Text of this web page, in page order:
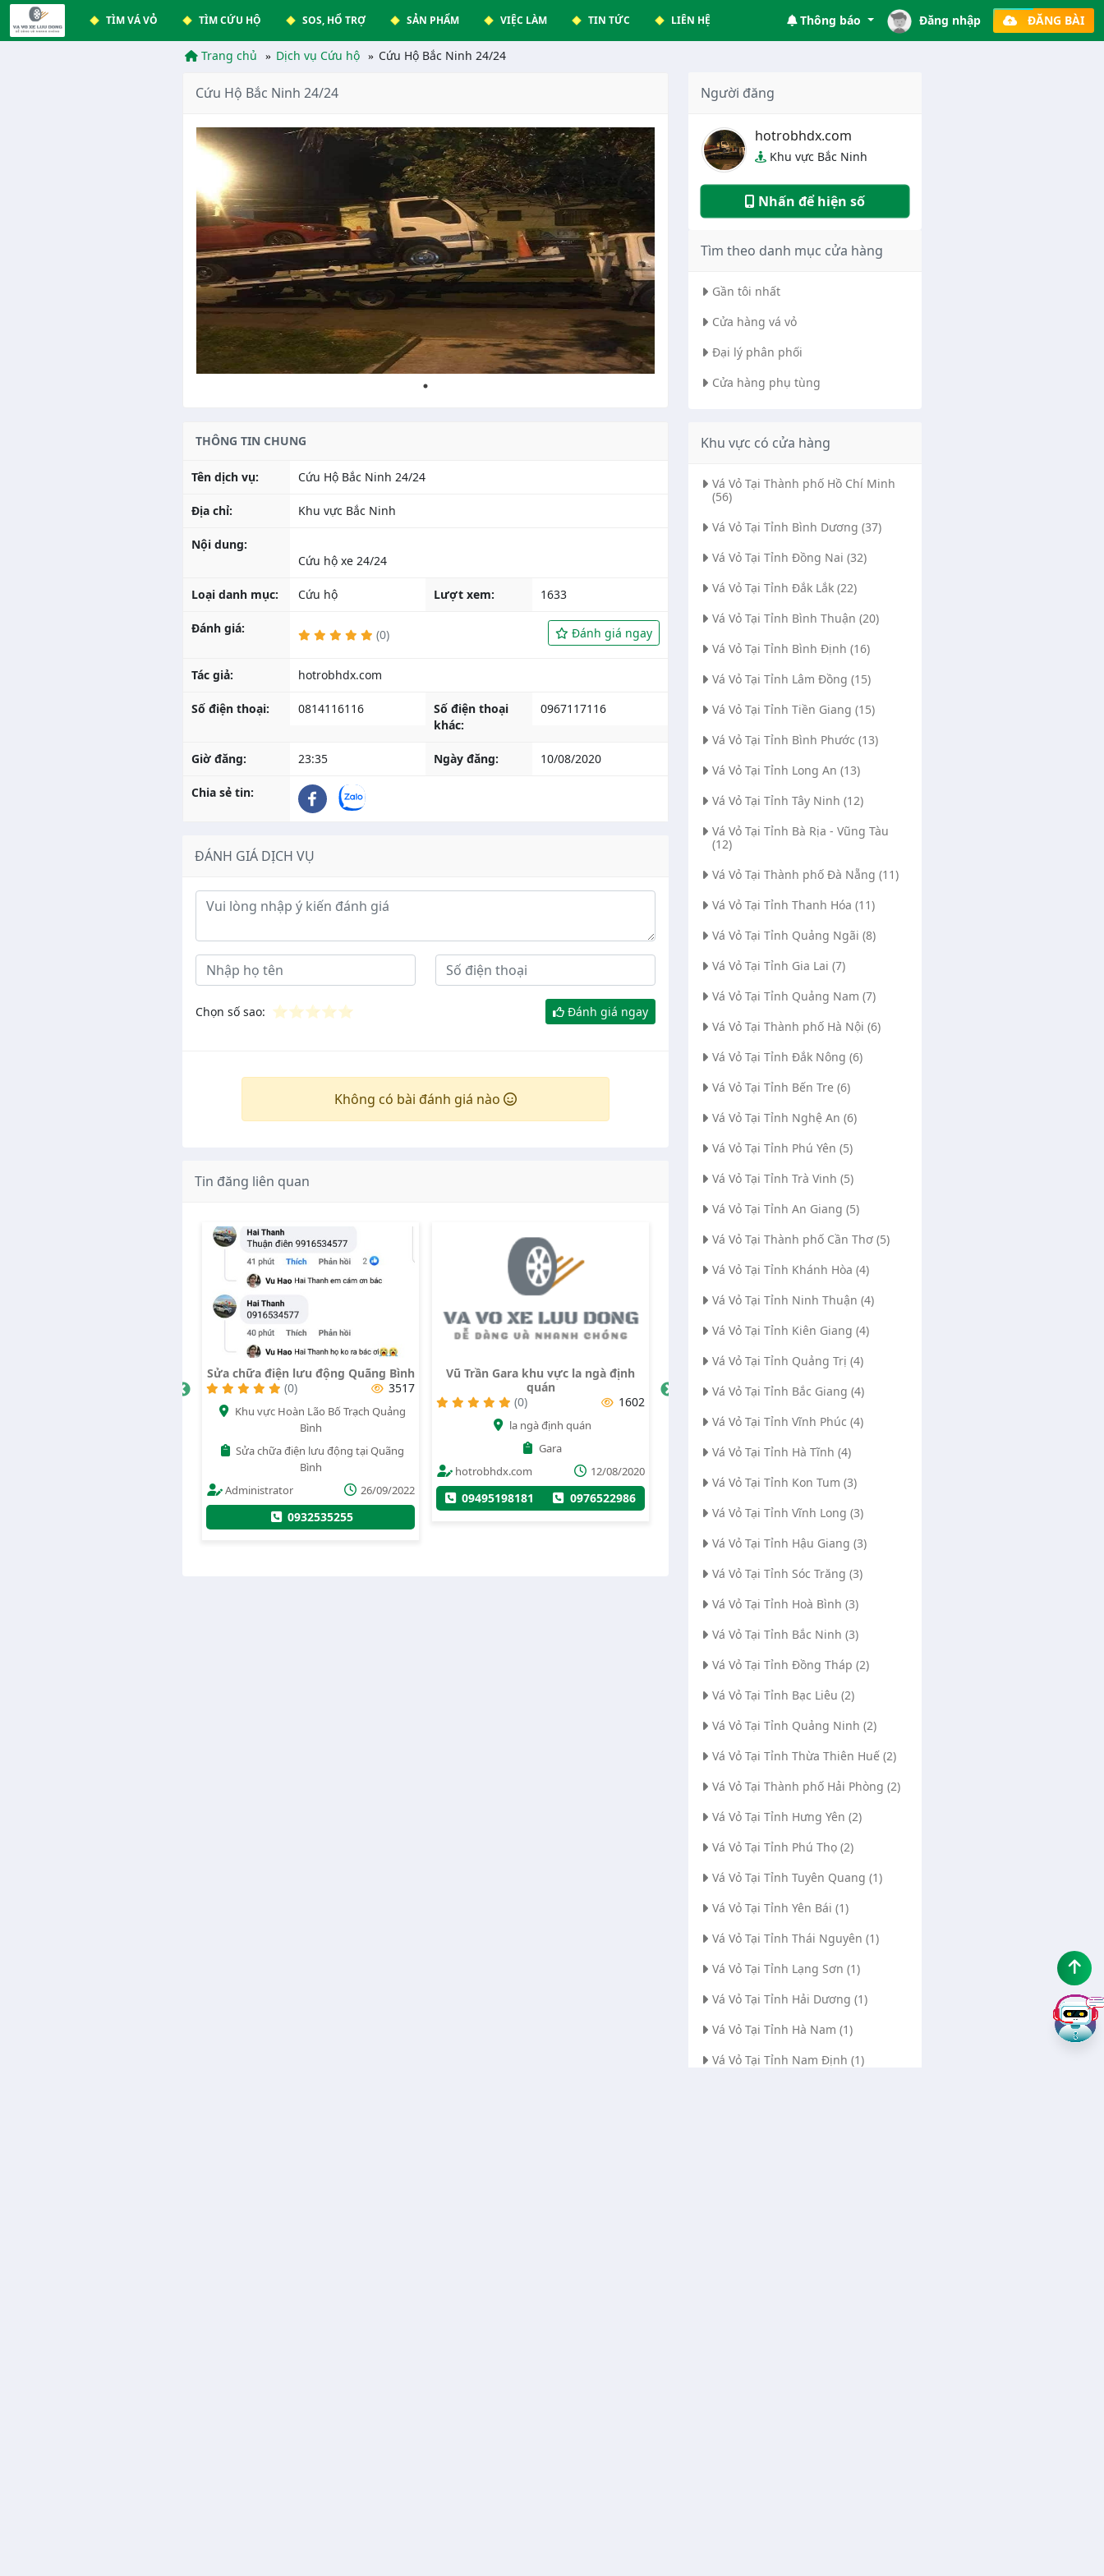
TÌM VÁ VỎ TÌM CỨU HỘ SOS, HỔ TRỢ SẢN PHẨM VIỆC LÀM TIN TỨC LIÊN HỆ Thông báo Đăng nhập ĐĂNG BÀI
Trang chủ Dịch vụ Cứu hộ Cứu Hộ Bắc Ninh 24/24
Cứu Hộ Bắc Ninh 24/24
THÔNG TIN CHUNG
Tên dịch vụ: Cứu Hộ Bắc Ninh 24/24
Địa chỉ: Khu vực Bắc Ninh
Nội dung:
Cứu hộ xe 24/24
Loại danh mục: Cứu hộ Lượt xem: 1633
Đánh giá: (0) Đánh giá ngay
Tác giả:
Số điện thoại: 0814116116
Số điện thoại
khác:
0967117116
Giờ đăng: 23:35 Ngày đăng: 10/08/2020
Chia sẻ tin:
ĐÁNH GIÁ DỊCH VỤ
Ý kiến đánh giá
Chọn số sao: ⭐⭐⭐⭐⭐ Đánh giá ngay
Không có bài đánh giá nào
Tin đăng liên quan
3517
Vũ Trần Gara khu vực la ngà định
la ngà định quán
Gara
hotrobhdx.com
09495198181 0976522986
Cứu hộ tiền giang
(0)
Giang
Cứu hộ tiền giang
hotrobhdx.com
12/08/2020
0997118118
Gara khu vực đồng xoài Bình Phước
(0)
2014
hotrobhdx.com
12/08/2020
0378003532
Người đăng
hotrobhdx.com
Khu vực Bắc Ninh
Nhấn để hiện số
Tìm theo danh mục cửa hàng
Gần tôi nhất
Cửa hàng vá vỏ
Đại lý phân phối
Cửa hàng phụ tùng
Khu vực có cửa hàng
Vá Vỏ Tại Thành phố Hồ Chí Minh
(56)
Vá Vỏ Tại Tỉnh Bình Dương (37)
Vá Vỏ Tại Tỉnh Đồng Nai (32)
Vá Vỏ Tại Tỉnh Đắk Lắk (22)
Vá Vỏ Tại Tỉnh Bình Thuận (20)
Vá Vỏ Tại Tỉnh Bình Định (16)
Vá Vỏ Tại Tỉnh Lâm Đồng (15)
Vá Vỏ Tại Tỉnh Tiền Giang (15)
Vá Vỏ Tại Tỉnh Bình Phước (13)
Vá Vỏ Tại Tỉnh Long An (13)
Vá Vỏ Tại Tỉnh Tây Ninh (12)
Vá Vỏ Tại Tỉnh Bà Rịa - Vũng Tàu
(12)
Vá Vỏ Tại Thành phố Đà Nẵng (11)
Vá Vỏ Tại Tỉnh Thanh Hóa (11)
Vá Vỏ Tại Tỉnh Quảng Ngãi (8)
Vá Vỏ Tại Tỉnh Gia Lai (7)
Vá Vỏ Tại Tỉnh Quảng Nam (7)
Vá Vỏ Tại Thành phố Hà Nội (6)
Vá Vỏ Tại Tỉnh Đắk Nông (6)
Vá Vỏ Tại Tỉnh Bến Tre (6)
Vá Vỏ Tại Tỉnh Nghệ An (6)
Vá Vỏ Tại Tỉnh Phú Yên (5)
Vá Vỏ Tại Tỉnh Trà Vinh (5)
Vá Vỏ Tại Tỉnh An Giang (5)
Vá Vỏ Tại Thành phố Cần Thơ (5)
Vá Vỏ Tại Tỉnh Khánh Hòa (4)
Vá Vỏ Tại Tỉnh Ninh Thuận (4)
Vá Vỏ Tại Tỉnh Kiên Giang (4)
Vá Vỏ Tại Tỉnh Quảng Trị (4)
Vá Vỏ Tại Tỉnh Bắc Giang (4)
Vá Vỏ Tại Tỉnh Vĩnh Phúc (4)
Vá Vỏ Tại Tỉnh Hà Tĩnh (4)
Vá Vỏ Tại Tỉnh Kon Tum (3)
Vá Vỏ Tại Tỉnh Vĩnh Long (3)
Vá Vỏ Tại Tỉnh Hậu Giang (3)
Vá Vỏ Tại Tỉnh Sóc Trăng (3)
Vá Vỏ Tại Tỉnh Hoà Bình (3)
Vá Vỏ Tại Tỉnh Bắc Ninh (3)
Vá Vỏ Tại Tỉnh Đồng Tháp (2)
Vá Vỏ Tại Tỉnh Bạc Liêu (2)
Vá Vỏ Tại Tỉnh Quảng Ninh (2)
Vá Vỏ Tại Tỉnh Thừa Thiên Huế (2)
Vá Vỏ Tại Thành phố Hải Phòng (2)
Vá Vỏ Tại Tỉnh Hưng Yên (2)
Vá Vỏ Tại Tỉnh Phú Thọ (2)
Vá Vỏ Tại Tỉnh Tuyên Quang (1)
Vá Vỏ Tại Tỉnh Yên Bái (1)
Vá Vỏ Tại Tỉnh Thái Nguyên (1)
Vá Vỏ Tại Tỉnh Lạng Sơn (1)
Vá Vỏ Tại Tỉnh Hải Dương (1)
Vá Vỏ Tại Tỉnh Hà Nam (1)
Vá Vỏ Tại Tỉnh Nam Định (1)